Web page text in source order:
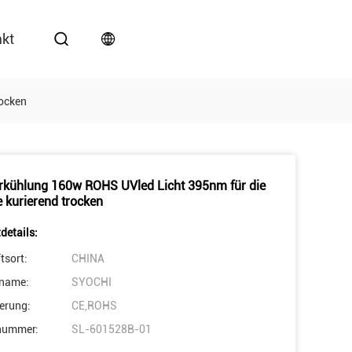
160w ROHS UVled Licht 395nm für die
kurierend trocken
CHINA
SYOCHI
CE,ROHS
SL-601528B-01